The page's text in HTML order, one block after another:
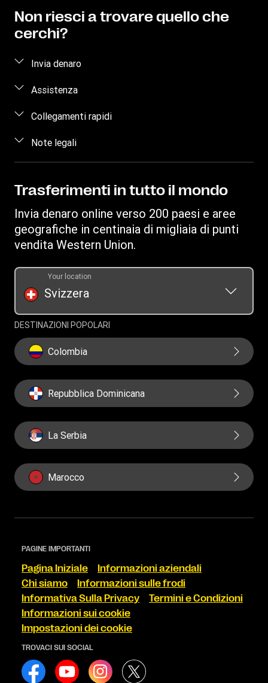
Non riesci a trovare quello che
cerchi?
Invia denaro
Invia denaro online
Traccia trasferimento
Trova agenzie
Scarica app
Assistenza
Domande frequenti
Collegamenti rapidi
Accedi/Registrati
Diventa un agente
Richiesta cronologia dei trasferimenti
Note legali
Informativa Sulla Privacy
Informazioni sui cookie
Trasferimenti in tutto il mondo
Invia denaro online verso 200 paesi e aree
geografiche in centinaia di migliaia di punti
vendita Western Union.
Svizzera
Your location
DESTINAZIONI POPOLARI
Colombia
Repubblica Dominicana
La Serbia
Marocco
PAGINE IMPORTANTI
Pagina Iniziale
Informazioni aziendali
Chi siamo
Informazioni sulle frodi
Informativa Sulla Privacy
Termini e Condizioni
Informazioni sui cookie
Impostazioni dei cookie
TROVACI SUI SOCIAL